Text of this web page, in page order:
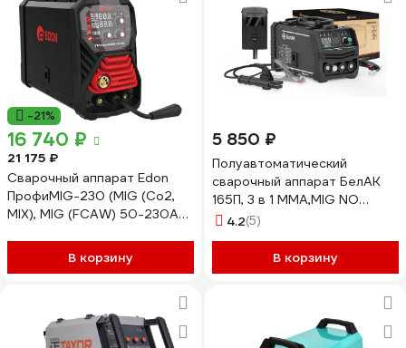
-21%
16 740 ₽
21 175 ₽
Сварочный аппарат Edon
ПрофиMIG-230 (MIG (Co2,
MIX), MIG (FCAW) 50-230A
мм. 2T/4T, рег-ка 24953
В корзину
5 850 ₽
Полуавтоматический
сварочный аппарат БелАК
165П, 3 в 1 MMA,MIG NO
GAS,TIG БАК.12125
4.2(5)
В корзину